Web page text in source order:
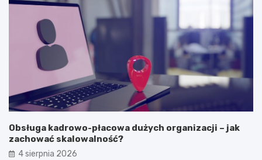
Obsługa kadrowo-płacowa dużych organizacji – jak
zachować skalowalność?
4 sierpnia 2026